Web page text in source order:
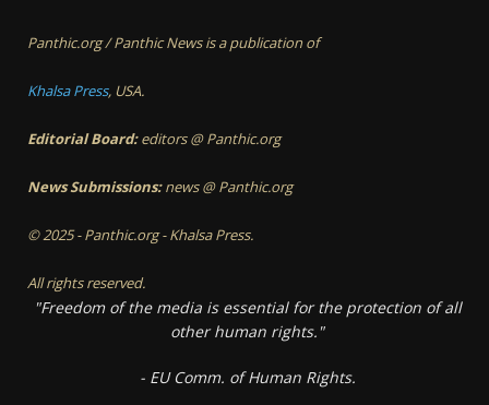
Panthic.org / Panthic News is a publication of
Khalsa Press, USA.
Editorial Board:editors @ Panthic.org
News Submissions:news @ Panthic.org
© 2025 - Panthic.org - Khalsa Press.
All rights reserved.
"Freedom of the media is essential for the protection of all
other human rights."
- EU Comm. of Human Rights.